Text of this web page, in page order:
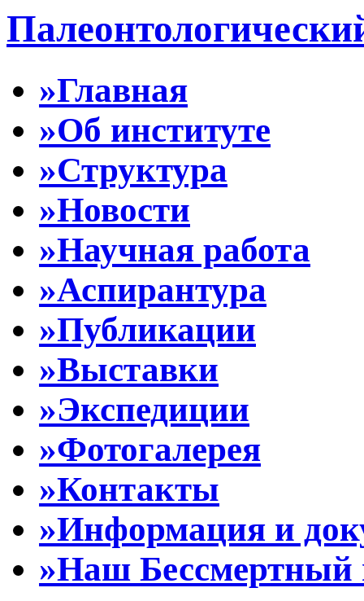
»Главная
»Об институте
»Структура
»Новости
»Научная работа
»Аспирантура
»Публикации
»Выставки
»Экспедиции
»Фотогалерея
»Контакты
»Информация и
»Наш Бессмертный